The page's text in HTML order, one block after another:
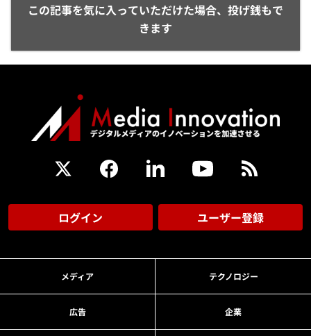
この記事を気に入っていただけた場合、投げ銭もで
きます
ログイン ユーザー登録
メディア テクノロジー
広告 企業